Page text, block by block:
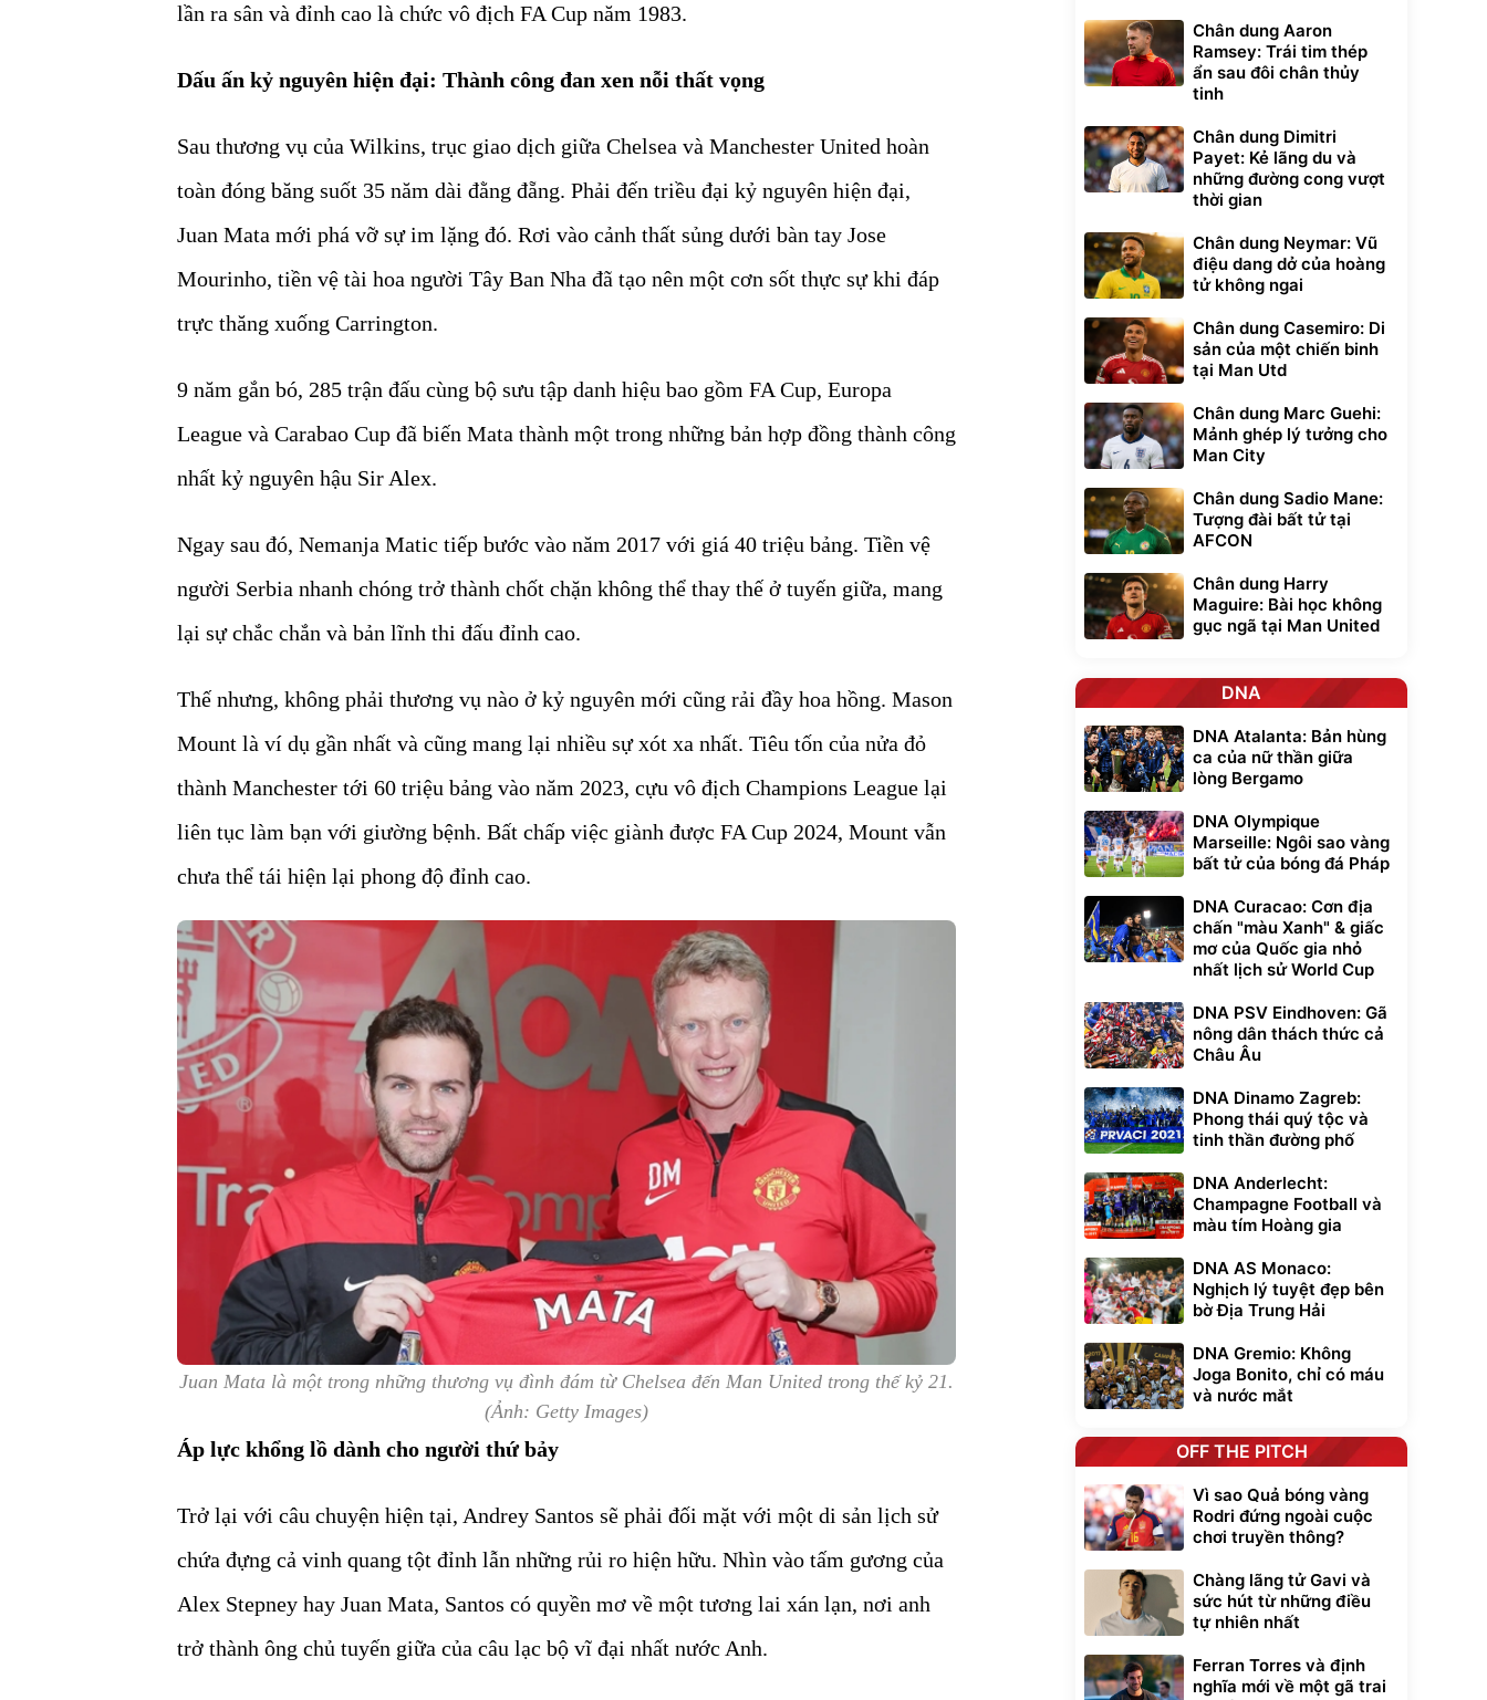
lần ra sân và đỉnh cao là chức vô địch FA Cup năm 1983.
Dấu ấn kỷ nguyên hiện đại: Thành công đan xen nỗi thất vọng
Sau thương vụ của Wilkins, trục giao dịch giữa Chelsea và Manchester United hoàn
toàn đóng băng suốt 35 năm dài đằng đẵng. Phải đến triều đại kỷ nguyên hiện đại,
Juan Mata mới phá vỡ sự im lặng đó. Rơi vào cảnh thất sủng dưới bàn tay Jose
Mourinho, tiền vệ tài hoa người Tây Ban Nha đã tạo nên một cơn sốt thực sự khi đáp
trực thăng xuống Carrington.
9 năm gắn bó, 285 trận đấu cùng bộ sưu tập danh hiệu bao gồm FA Cup, Europa
League và Carabao Cup đã biến Mata thành một trong những bản hợp đồng thành công
nhất kỷ nguyên hậu Sir Alex.
Ngay sau đó, Nemanja Matic tiếp bước vào năm 2017 với giá 40 triệu bảng. Tiền vệ
người Serbia nhanh chóng trở thành chốt chặn không thể thay thế ở tuyến giữa, mang
lại sự chắc chắn và bản lĩnh thi đấu đỉnh cao.
Thế nhưng, không phải thương vụ nào ở kỷ nguyên mới cũng rải đầy hoa hồng. Mason
Mount là ví dụ gần nhất và cũng mang lại nhiều sự xót xa nhất. Tiêu tốn của nửa đỏ
thành Manchester tới 60 triệu bảng vào năm 2023, cựu vô địch Champions League lại
liên tục làm bạn với giường bệnh. Bất chấp việc giành được FA Cup 2024, Mount vẫn
chưa thể tái hiện lại phong độ đỉnh cao.
Juan Mata là một trong những thương vụ đình đám từ Chelsea đến Man United trong thế kỷ 21.
(Ảnh: Getty Images)
Áp lực khổng lồ dành cho người thứ bảy
Trở lại với câu chuyện hiện tại, Andrey Santos sẽ phải đối mặt với một di sản lịch sử
chứa đựng cả vinh quang tột đỉnh lẫn những rủi ro hiện hữu. Nhìn vào tấm gương của
Alex Stepney hay Juan Mata, Santos có quyền mơ về một tương lai xán lạn, nơi anh
trở thành ông chủ tuyến giữa của câu lạc bộ vĩ đại nhất nước Anh.
Chân dung Aaron
Ramsey: Trái tim thép
ẩn sau đôi chân thủy
tinh
Chân dung Dimitri
Payet: Kẻ lãng du và
những đường cong vượt
thời gian
Chân dung Neymar: Vũ
điệu dang dở của hoàng
tử không ngai
Chân dung Casemiro: Di
sản của một chiến binh
tại Man Utd
Chân dung Marc Guehi:
Mảnh ghép lý tưởng cho
Man City
Chân dung Sadio Mane:
Tượng đài bất tử tại
AFCON
Chân dung Harry
Maguire: Bài học không
gục ngã tại Man United
DNA
DNA Atalanta: Bản hùng
ca của nữ thần giữa
lòng Bergamo
DNA Olympique
Marseille: Ngôi sao vàng
bất tử của bóng đá Pháp
DNA Curacao: Cơn địa
chấn "màu Xanh" & giấc
mơ của Quốc gia nhỏ
nhất lịch sử World Cup
DNA PSV Eindhoven: Gã
nông dân thách thức cả
Châu Âu
DNA Dinamo Zagreb:
Phong thái quý tộc và
tinh thần đường phố
DNA Anderlecht:
Champagne Football và
màu tím Hoàng gia
DNA AS Monaco:
Nghịch lý tuyệt đẹp bên
bờ Địa Trung Hải
DNA Gremio: Không
Joga Bonito, chỉ có máu
và nước mắt
OFF THE PITCH
Vì sao Quả bóng vàng
Rodri đứng ngoài cuộc
chơi truyền thông?
Chàng lãng tử Gavi và
sức hút từ những điều
tự nhiên nhất
Ferran Torres và định
nghĩa mới về một gã trai